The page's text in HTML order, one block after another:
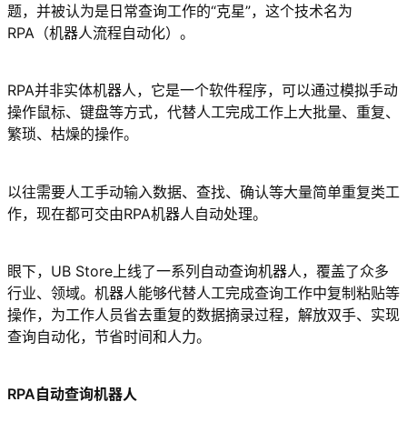
题，并被认为是日常查询工作的“克星”，这个技术名为
RPA（机器人流程自动化）。
RPA并非实体机器人，它是一个软件程序，可以通过模拟手动
操作鼠标、键盘等方式，代替人工完成工作上大批量、重复、
繁琐、枯燥的操作。
以往需要人工手动输入数据、查找、确认等大量简单重复类工
作，现在都可交由RPA机器人自动处理。
眼下，UB Store上线了一系列自动查询机器人，覆盖了众多
行业、领域。机器人能够代替人工完成查询工作中复制粘贴等
操作，为工作人员省去重复的数据摘录过程，解放双手、实现
查询自动化，节省时间和人力。
RPA自动查询机器人